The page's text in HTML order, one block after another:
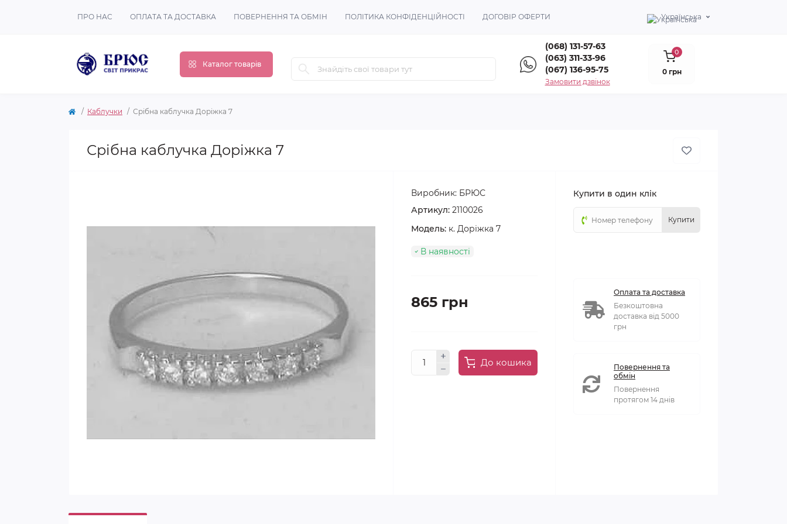
ПРО НАС ОПЛАТА ТА ДОСТАВКА ПОВЕРНЕННЯ ТА ОБМІН ПОЛІТИКА КОНФІДЕНЦІЙНОСТІ ДОГОВІР ОФЕРТИ Українська
Каталог товарів
(068) 131-57-63
(063) 311-33-96
(067) 136-95-75
Замовити дзвінок
0
0 грн
Каблучки Срібна каблучка Доріжка 7
Срібна каблучка Доріжка 7
Виробник: БРЮС
Артикул: 2110026
Модель: к. Доріжка 7
В наявності
865 грн
До кошика
Купити в один клік
Купити
Оплата та доставка
Безкоштовна
доставка від 5000
грн
Повернення та
обмін
Повернення
протягом 14 днів